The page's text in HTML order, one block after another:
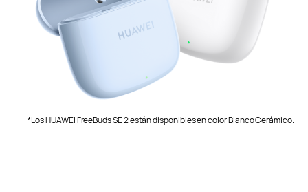
*Los HUAWEI FreeBuds SE 2 están disponibles en color Blanco Cerámico.